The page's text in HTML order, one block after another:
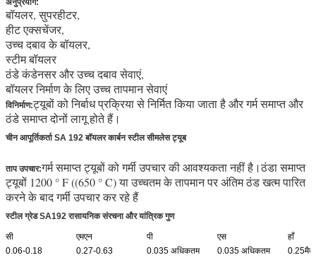
अनुप्रयोग:
बॉयलर, सुपरहीटर,
हीट एक्सचेंजर,
उच्च दबाव के बॉयलर,
स्टीम बॉयलर
ठंडे कंडेनसर और उच्च दबाव सेवाएं,
बॉयलर निर्माण के लिए उच्च तापमान सेवाएं
विनिर्माण:ट्यूबों को निर्बाध प्रक्रिया से निर्मित किया जाता है और गर्म समाप्त और
ठंडे समाप्त दोनों लागू होते हैं।
चीन आपूर्तिकर्ता SA 192 बॉयलर कार्बन स्टील सीमलेस ट्यूब
ताप उपचार:गर्म समाप्त ट्यूबों को गर्मी उपचार की आवश्यकता नहीं है।ठंडा समाप्त
ट्यूबों 1200 ° F ((650 ° C) या उच्चतम के तापमान पर अंतिम ठंड खत्म पारित
करने के बाद गर्मी उपचार कर रहे हैं
स्टील ग्रेड SA192 रासायनिक संरचना और यांत्रिक गुण
सी एमएन पी एस
हाँ
0.06-0.18
0.27-0.63 0.035 अधिकतम 0.035 अधिकतम